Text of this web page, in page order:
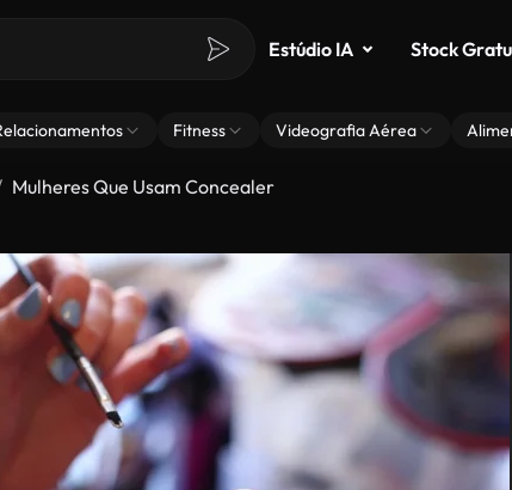
Estúdio IA Stock
Fitness Videografia Aérea
Mulheres Que Usam Concealer